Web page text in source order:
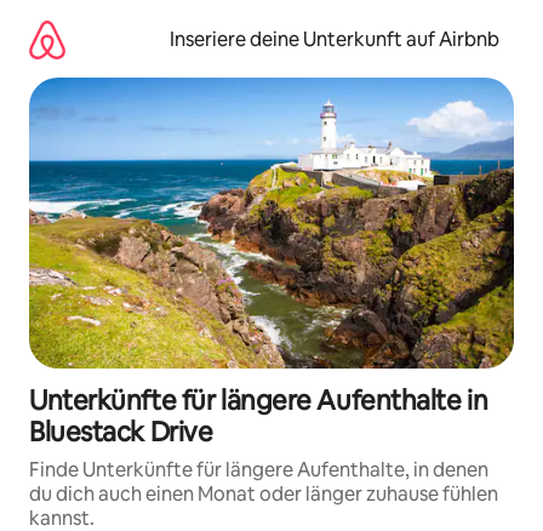
Inhalten
springen
Inseriere deine Unterkunft auf Airbnb
Unterkünfte für längere Aufenthalte in
Bluestack Drive
Finde Unterkünfte für längere Aufenthalte, in denen
du dich auch einen Monat oder länger zuhause fühlen
kannst.